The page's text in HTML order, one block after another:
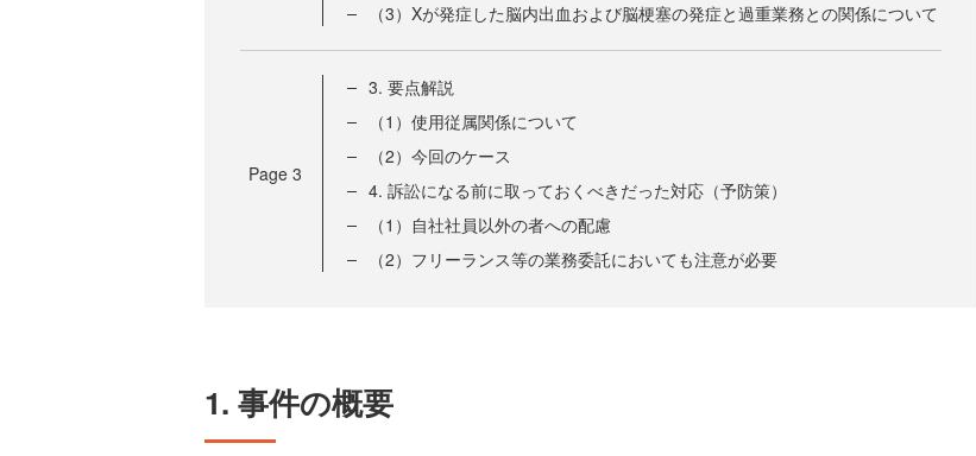
（3）Xが発症した脳内出血および脳梗塞の発症と過重業務との関係について
Page 3
3. 要点解説
（1）使用従属関係について
（2）今回のケース
4. 訴訟になる前に取っておくべきだった対応（予防策）
（1）自社社員以外の者への配慮
（2）フリーランス等の業務委託においても注意が必要
1. 事件の概要